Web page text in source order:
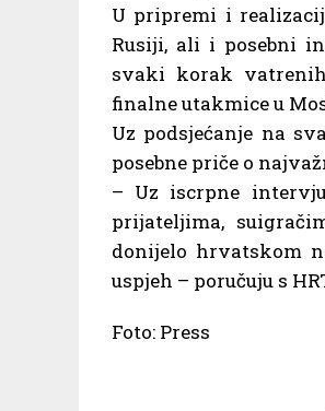
U pripremi i
Rusiji, ali i posebni
svaki korak
finalne utakmice u
Uz podsjećanje na
posebne priče o
– Uz iscrpne
prijateljima,
donijelo hrvatskom
uspjeh – poručuju s
Foto: Press